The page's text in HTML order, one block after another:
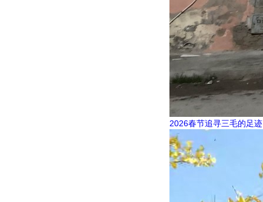
2026春节追寻三毛的足迹